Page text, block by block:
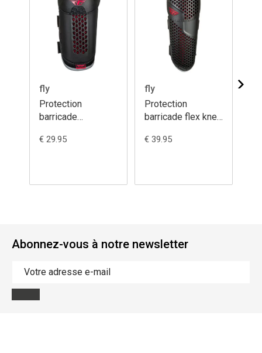
fly
Protection
barricade
ce youth
€ 29.95
fly
Protection
barricade flex knee
€ 39.95
Abonnez-vous à notre newsletter